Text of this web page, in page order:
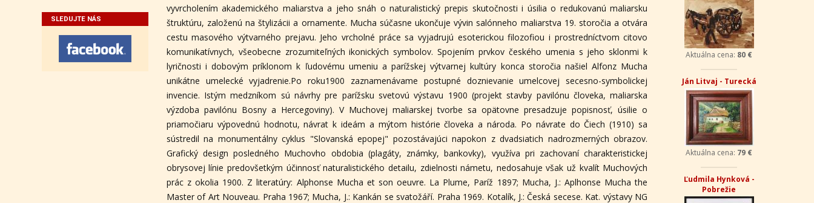
SLEDUJTE NÁS
vyvrcholením akademického maliarstva a jeho snáh o naturalistický prepis skutočnosti i úsilia o redukovanú maliarsku
štruktúru, založenú na štylizácii a ornamente. Mucha súčasne ukončuje vývin salónneho maliarstva 19. storočia a otvára
cestu masového výtvarného prejavu. Jeho vrcholné práce sa vyjadrujú esoterickou filozofiou i prostredníctvom citovo
komunikatívnych, všeobecne zrozumiteľných ikonických symbolov. Spojením prvkov českého umenia s jeho sklonmi k
lyričnosti i dobovým príklonom k ľudovému umeniu a parížskej výtvarnej kultúry konca storočia našiel Alfonz Mucha
unikátne umelecké vyjadrenie.Po roku1900 zaznamenávame postupné doznievanie umelcovej secesno-symbolickej
invencie. Istým medzníkom sú návrhy pre parížsku svetovú výstavu 1900 (projekt stavby pavilónu človeka, maliarska
výzdoba pavilónu Bosny a Hercegoviny). V Muchovej maliarskej tvorbe sa opätovne presadzuje popisnosť, úsilie o
priamočiaru výpovednú hodnotu, návrat k ideám a mýtom histórie človeka a národa. Po návrate do Čiech (1910) sa
sústredil na monumentálny cyklus "Slovanská epopej" pozostávajúci napokon z dvadsiatich nadrozmerných obrazov.
Grafický design posledného Muchovho obdobia (plagáty, známky, bankovky), využíva pri zachovaní charakteristickej
obrysovej línie predovšetkým účinnosť naturalistického detailu, zdielnosti námetu, nedosahuje však už kvalít Muchových
prác z okolia 1900. Z literatúry: Alphonse Mucha et son oeuvre. La Plume, Paríž 1897; Mucha, J.: Aplhonse Mucha the
Master of Art Nouveau. Praha 1967; Mucha, J.: Kankán se svatožáří. Praha 1969. Kotalík, J.: Česká secese. Kat. výstavy NG
Aktuálna cena: 80 €
Ján Litvaj - Turecká
Aktuálna cena: 79 €
Ľudmila Hynková -
Pobrežie